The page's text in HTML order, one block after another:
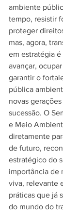
ambiente
tempo, resistir
proteger
mas, agora,
em estratégia
avançar,
garantir o
pública
novas
sucessão. O
e Meio
diretamente
de futuro,
estratégico do
importância de
viva, relevante
práticas que já
do mundo do